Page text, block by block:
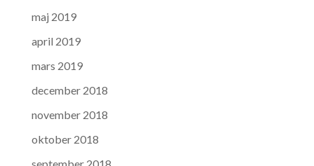
maj 2019
april 2019
mars 2019
december 2018
november 2018
oktober 2018